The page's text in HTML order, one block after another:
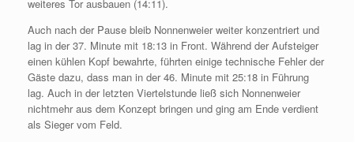
weiteres Tor ausbauen (14:11).
Auch nach der Pause bleib Nonnenweier weiter konzentriert und
lag in der 37. Minute mit 18:13 in Front. Während der Aufsteiger
einen kühlen Kopf bewahrte, führten einige technische Fehler der
Gäste dazu, dass man in der 46. Minute mit 25:18 in Führung
lag. Auch in der letzten Viertelstunde ließ sich Nonnenweier
nichtmehr aus dem Konzept bringen und ging am Ende verdient
als Sieger vom Feld.